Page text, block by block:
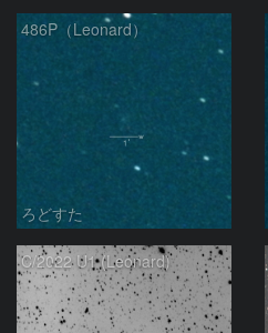
486P（Leonard）
ろどすた
C/2022 U1 (Leonard)